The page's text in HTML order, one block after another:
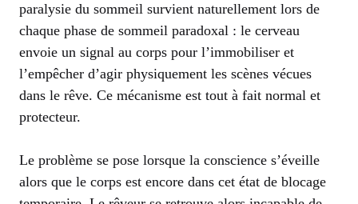
paralysie du sommeil survient naturellement lors de
chaque phase de sommeil paradoxal : le cerveau
envoie un signal au corps pour l’immobiliser et
l’empêcher d’agir physiquement les scènes vécues
dans le rêve. Ce mécanisme est tout à fait normal et
protecteur.
Le problème se pose lorsque la conscience s’éveille
alors que le corps est encore dans cet état de blocage